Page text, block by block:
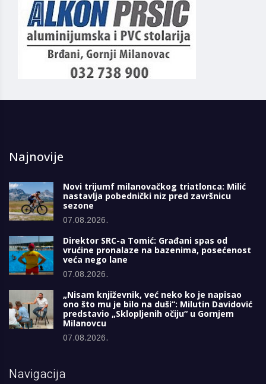
Najnovije
Novi trijumf milanovačkog triatlonca: Milić
nastavlja pobednički niz pred završnicu
sezone
07.08.2026.
Direktor SRC-a Tomić: Građani spas od
vrućine pronalaze na bazenima, posećenost
veća nego lane
07.08.2026.
„Nisam književnik, već neko ko je napisao
ono što mu je bilo na duši“: Milutin Davidović
predstavio „Sklopljenih očiju“ u Gornjem
Milanovcu
07.08.2026.
Navigacija